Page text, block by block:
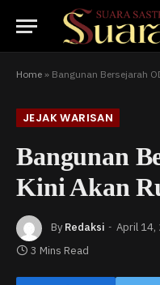
Home » Bangunan Bersejarah
JEJAK WARISAN
Bangunan
Kini Akan
By Redaksi April 14,
3 Mins Read